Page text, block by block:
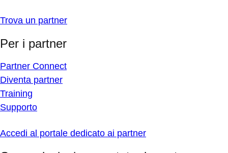
Trova un partner
Per i partner
Partner Connect
Diventa partner
Training
Supporto
Accedi al portale dedicato ai partner